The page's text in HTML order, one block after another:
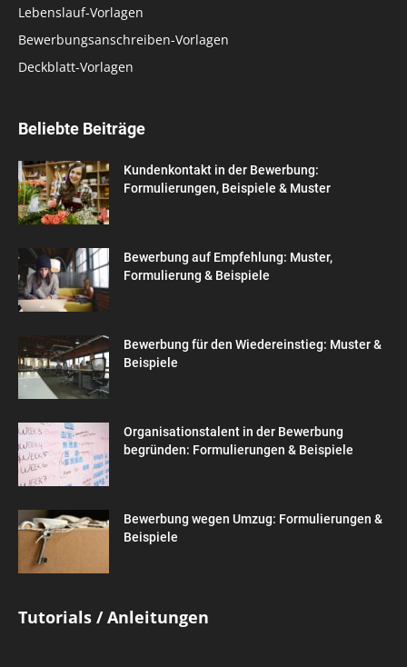
Lebenslauf-Vorlagen
Bewerbungsanschreiben-Vorlagen
Deckblatt-Vorlagen
Beliebte Beiträge
Kundenkontakt in der Bewerbung:
Formulierungen, Beispiele & Muster
Bewerbung auf Empfehlung: Muster,
Formulierung & Beispiele
Bewerbung für den Wiedereinstieg: Muster &
Beispiele
Organisationstalent in der Bewerbung
begründen: Formulierungen & Beispiele
Bewerbung wegen Umzug: Formulierungen &
Beispiele
Tutorials / Anleitungen